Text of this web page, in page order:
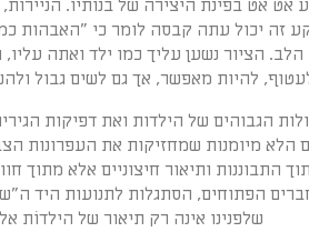
אט בפינת היצירה של בנותיו.
זה יכול עתה קבסה לומר כי "האבהות
הלב. הציור נשען עליך כמו ילד ואתה
להיות מאפשר, אך גם לשים גבול
הגבוהים של הילדות ואת דפיקות
הלא מיומנות שמחזיקות את העפרונות
התבוננות ותיאור חיצוניים אלא
הפתוחים, הסתגלות לתנועות היד
שלפנינו אינה רק תיאור של הילדוֹת